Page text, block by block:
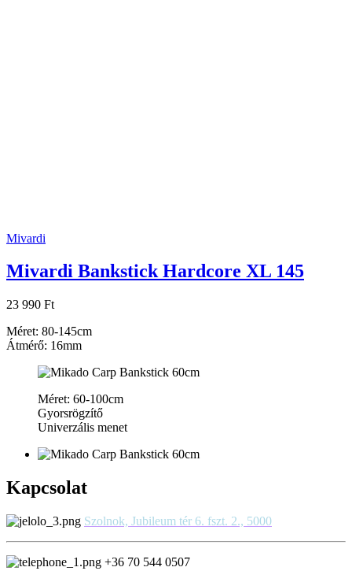
Mivardi
Mivardi Bankstick Hardcore XL 145
23 990 Ft
Méret: 80-145cm
Átmérő: 16mm
Méret: 60-100cm
Gyorsrögzítő
Univerzális menet
Kapcsolat
Szolnok, Jubileum tér 6. fszt. 2., 5000
+36 70 544 0507